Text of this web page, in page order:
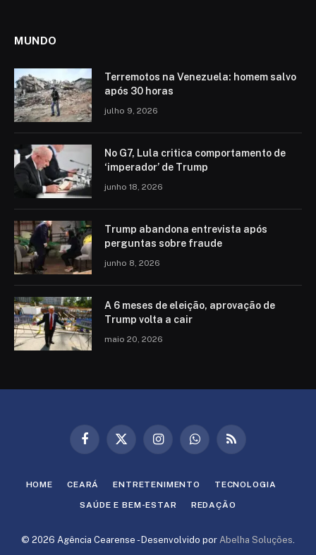
MUNDO
Terremotos na Venezuela: homem salvo
após 30 horas
julho 9, 2026
No G7, Lula critica comportamento de
‘imperador’ de Trump
junho 18, 2026
Trump abandona entrevista após
perguntas sobre fraude
junho 8, 2026
A 6 meses de eleição, aprovação de
Trump volta a cair
maio 20, 2026
Facebook
X
InstagramWhatsAppRSS
HOME CEARÁ ENTRETENIMENTO TECNOLOGIA
SAÚDE E BEM-ESTAR REDAÇÃO
© 2026 Agência Cearense - Desenvolvido por Abelha Soluções.